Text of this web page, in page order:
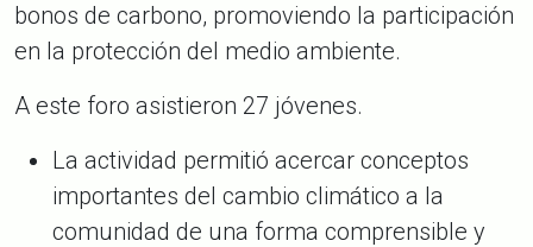
bonos de carbono, promoviendo la participación
en la protección del medio ambiente.
A este foro asistieron 27 jóvenes.
La actividad permitió acercar conceptos
importantes del cambio climático a la
comunidad de una forma comprensible y